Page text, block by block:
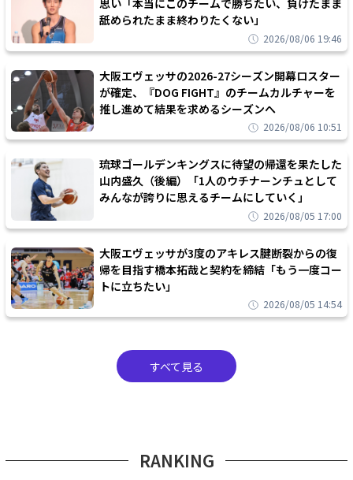
思い「本当にこのチームで勝ちたい、負けたまま
舐められたまま終わりたくない」
2026/08/06 19:46
大阪エヴェッサの2026-27シーズン開幕ロスター
が確定、『DOG FIGHT』のチームカルチャーを
推し進めて結果を求めるシーズンへ
2026/08/06 10:51
琉球ゴールデンキングスに待望の帰還を果たした
山内盛久（後編）「1人のウチナーンチュとして
みんなが誇りに思えるチームにしていく」
2026/08/05 17:00
大阪エヴェッサが3度のアキレス腱断裂からの復
帰を目指す橋本拓哉と契約を締結「もう一度コー
トに立ちたい」
2026/08/05 14:54
すべて見る
RANKING